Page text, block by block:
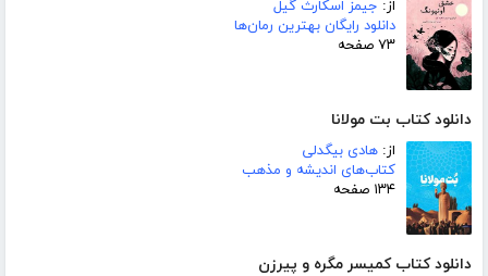
از: جیمز اسکارث گیل
دانلود رایگان بهترین رمان‌ها
۷۳ صفحه
دانلود کتاب بت مولانا
از: هادی بیگدلی
کتاب‌های اندیشه و مذهب
۱۳۴ صفحه
دانلود کتاب کمیسر مگره و پیرزن